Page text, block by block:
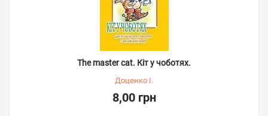
The master cat. Кіт у чоботях.
Доценко І.
8,00 грн